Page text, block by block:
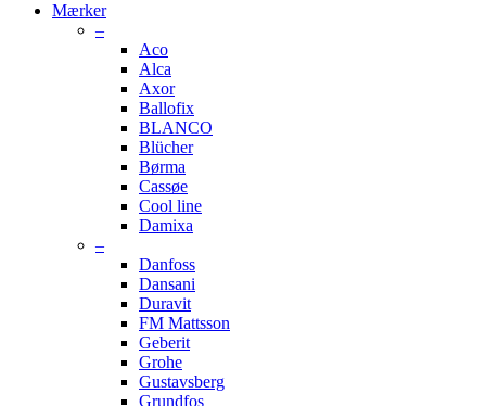
Mærker
–
Aco
Alca
Axor
Ballofix
BLANCO
Blücher
Børma
Cassøe
Cool line
Damixa
–
Danfoss
Dansani
Duravit
FM Mattsson
Geberit
Grohe
Gustavsberg
Grundfos